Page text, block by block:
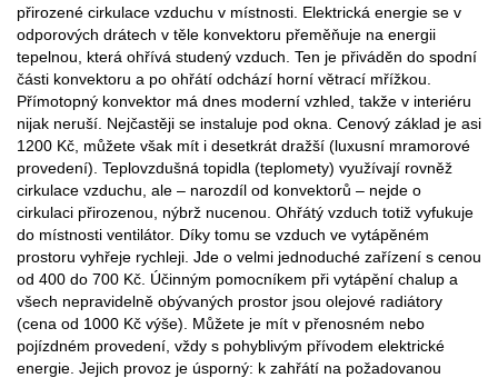
přirozené cirkulace vzduchu v místnosti. Elektrická energie se v
odporových drátech v těle konvektoru přeměňuje na energii
tepelnou, která ohřívá studený vzduch. Ten je přiváděn do spodní
části konvektoru a po ohřátí odchází horní větrací mřížkou.
Přímotopný konvektor má dnes moderní vzhled, takže v interiéru
nijak neruší. Nejčastěji se instaluje pod okna. Cenový základ je asi
1200 Kč, můžete však mít i desetkrát dražší (luxusní mramorové
provedení). Teplovzdušná topidla (teplomety) využívají rovněž
cirkulace vzduchu, ale – narozdíl od konvektorů – nejde o
cirkulaci přirozenou, nýbrž nucenou. Ohřátý vzduch totiž vyfukuje
do místnosti ventilátor. Díky tomu se vzduch ve vytápěném
prostoru vyhřeje rychleji. Jde o velmi jednoduché zařízení s cenou
od 400 do 700 Kč. Účinným pomocníkem při vytápění chalup a
všech nepravidelně obývaných prostor jsou olejové radiátory
(cena od 1000 Kč výše). Můžete je mít v přenosném nebo
pojízdném provedení, vždy s pohyblivým přívodem elektrické
energie. Jejich provoz je úsporný: k zahřátí na požadovanou